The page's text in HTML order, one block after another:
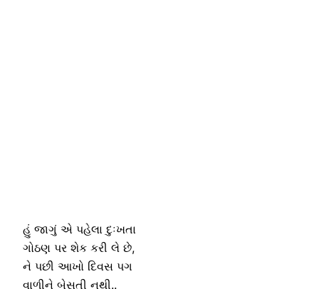
હું જાગું એ પહેલા દુઃખતા
ગોઠણ પર શેક કરી લે છે,
ને પછી આખો દિવસ પગ
વાળીને બેસતી નથી..